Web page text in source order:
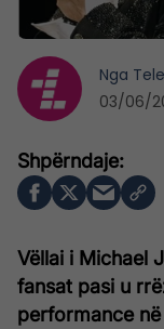
Vëllai i Michael
fansat pasi u
performance
Nga
03/06/